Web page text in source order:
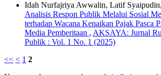
Idah Nurfajriya Awwalin, Latif
Analisis Respon Publik Melalui Sosial
terhadap Wacana Kenaikan Pajak Pasca
Media Pemberitaan , AKSAYA: Jurnal
Publik : Vol. 1 No. 1 (2025)
<< < 1 2